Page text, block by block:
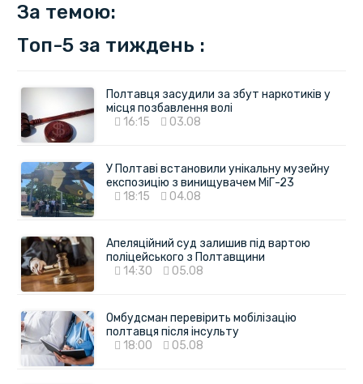
За темою:
Топ-5 за тиждень :
Полтавця засудили за збут наркотиків у
місця позбавлення волі
16:15
03.08
У Полтаві встановили унікальну музейну
експозицію з винищувачем МіГ-23
18:15
04.08
Апеляційний суд залишив під вартою
поліцейського з Полтавщини
14:30
05.08
Омбудсман перевірить мобілізацію
полтавця після інсульту
18:00
05.08